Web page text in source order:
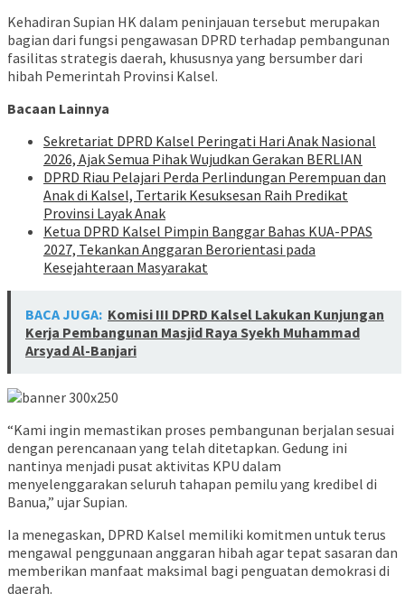
Kehadiran Supian HK dalam peninjauan tersebut merupakan
bagian dari fungsi pengawasan DPRD terhadap pembangunan
fasilitas strategis daerah, khususnya yang bersumber dari
hibah Pemerintah Provinsi Kalsel.
Bacaan Lainnya
Sekretariat DPRD Kalsel Peringati Hari Anak Nasional
2026, Ajak Semua Pihak Wujudkan Gerakan BERLIAN
DPRD Riau Pelajari Perda Perlindungan Perempuan dan
Anak di Kalsel, Tertarik Kesuksesan Raih Predikat
Provinsi Layak Anak
Ketua DPRD Kalsel Pimpin Banggar Bahas KUA-PPAS
2027, Tekankan Anggaran Berorientasi pada
Kesejahteraan Masyarakat
BACA JUGA: Komisi III DPRD Kalsel Lakukan Kunjungan
Kerja Pembangunan Masjid Raya Syekh Muhammad
Arsyad Al-Banjari
“Kami ingin memastikan proses pembangunan berjalan sesuai
dengan perencanaan yang telah ditetapkan. Gedung ini
nantinya menjadi pusat aktivitas KPU dalam
menyelenggarakan seluruh tahapan pemilu yang kredibel di
Banua,” ujar Supian.
Ia menegaskan, DPRD Kalsel memiliki komitmen untuk terus
mengawal penggunaan anggaran hibah agar tepat sasaran dan
memberikan manfaat maksimal bagi penguatan demokrasi di
daerah.